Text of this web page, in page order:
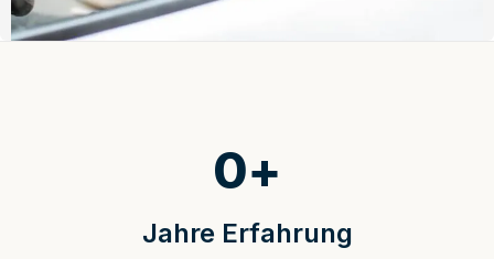
Jahre Erfahrung
0+